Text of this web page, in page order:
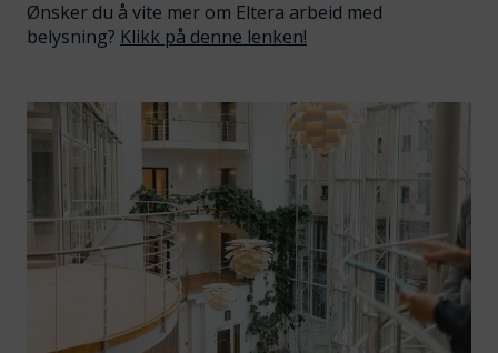
Ønsker du å vite mer om Eltera arbeid med
belysning? Klikk på denne lenken!